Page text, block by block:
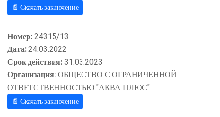
📄 Скачать заключение
Номер:24315/13
Дата:24.03.2022
Срок действия:31.03.2023
Организация:ОБЩЕСТВО С ОГРАНИЧЕННОЙ
ОТВЕТСТВЕННОСТЬЮ "АКВА ПЛЮС"
📄 Скачать заключение